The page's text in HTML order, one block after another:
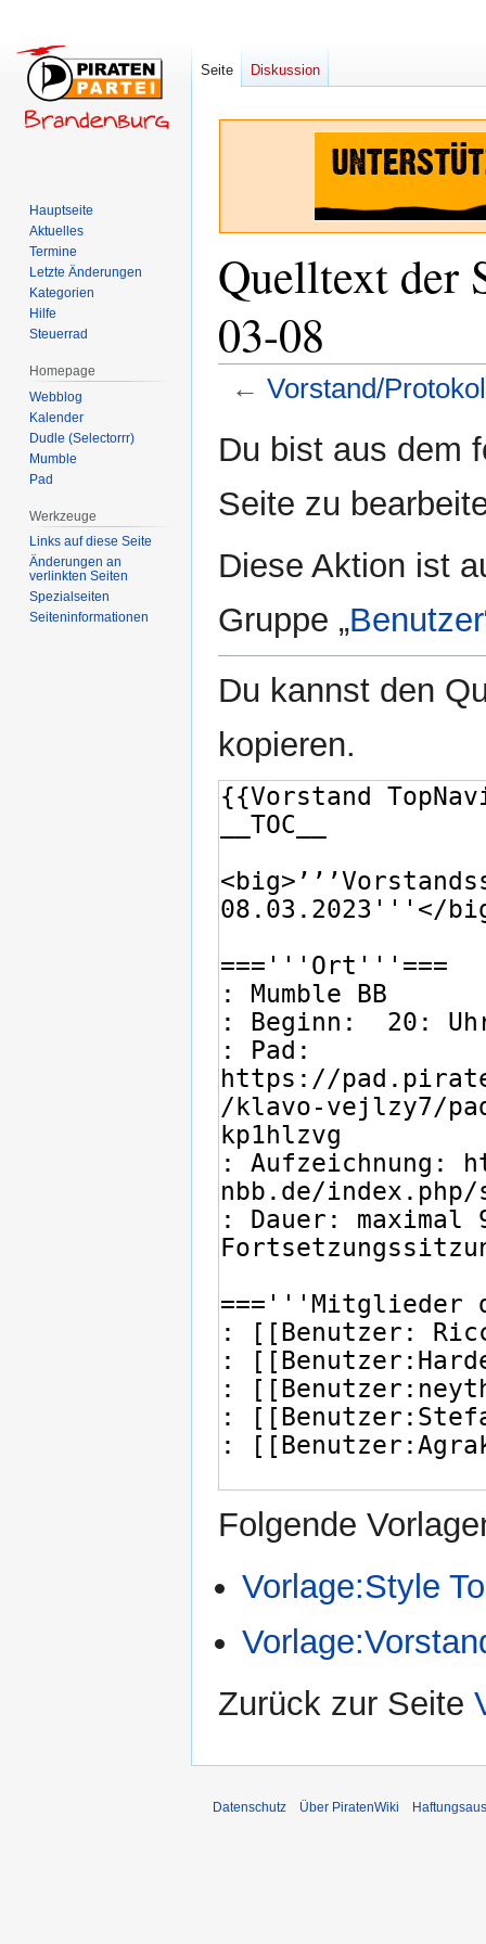
Quelltext der
03-08
← Vorstand/
Navigation
Suche
Du bist aus dem
Seite zu
Diese Aktion ist
Gruppe „Benutzer
Du kannst den
kopieren.
Folgende
Vorlage:Style
Zurück zur Seite
Seite Diskussion
Hauptseite
Aktuelles
Termine
Letzte Änderungen
Kategorien
Hilfe
Steuerrad
Homepage
Webblog
Kalender
Dudle (Selectorrr)
Mumble
Pad
Werkzeuge
Links auf diese Seite
Änderungen an
verlinkten Seiten
Spezialseiten
Seiten­­informationen
Datenschutz Über PiratenWiki